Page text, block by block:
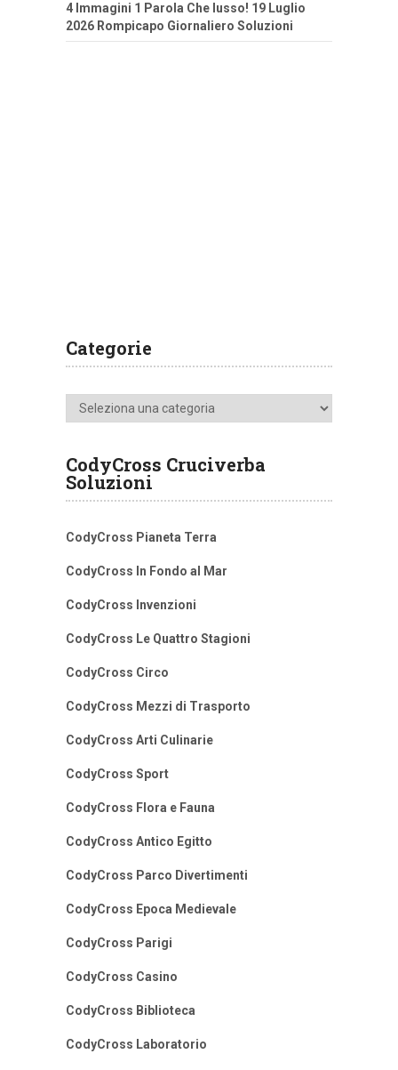
4 Immagini 1 Parola Che lusso! 19 Luglio
2026 Rompicapo Giornaliero Soluzioni
Categorie
Categorie
CodyCross Cruciverba
Soluzioni
CodyCross Pianeta Terra
CodyCross In Fondo al Mar
CodyCross Invenzioni
CodyCross Le Quattro Stagioni
CodyCross Circo
CodyCross Mezzi di Trasporto
CodyCross Arti Culinarie
CodyCross Sport
CodyCross Flora e Fauna
CodyCross Antico Egitto
CodyCross Parco Divertimenti
CodyCross Epoca Medievale
CodyCross Parigi
CodyCross Casino
CodyCross Biblioteca
CodyCross Laboratorio